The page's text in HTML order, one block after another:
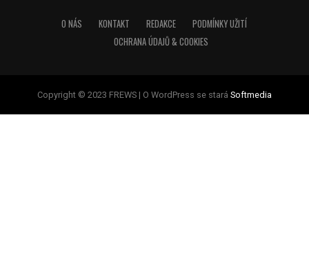
O NÁS KONTAKT REDAKCE
PODMÍNKY UŽITÍ
OCHRANA ÚDAJŮ & COOKIES
Copyright © 2023 FREWS | O WordPress se stará Softmedia